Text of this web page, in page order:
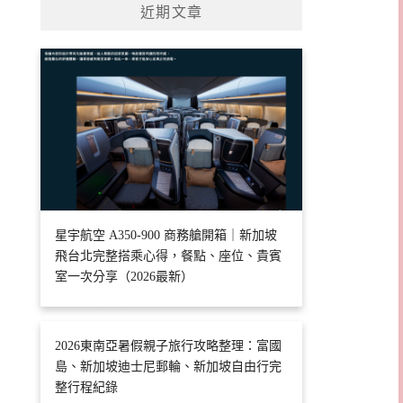
近期文章
星宇航空 A350-900 商務艙開箱｜新加坡
飛台北完整搭乘心得，餐點、座位、貴賓
室一次分享（2026最新）
2026東南亞暑假親子旅行攻略整理：富國
島、新加坡迪士尼郵輪、新加坡自由行完
整行程紀錄